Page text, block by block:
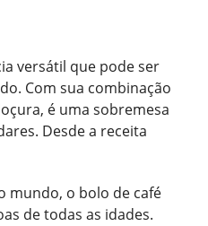
versátil que pode ser
Com sua combinação
é uma sobremesa
Desde a receita
mundo, o bolo de café
de todas as idades.